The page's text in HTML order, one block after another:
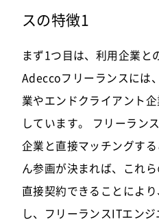
スの特徴1
まず1つ目は、利用企業と
Adeccoフリーランスには
業やエンドクライアント
しています。 フリーラン
企業と直接マッチングす
ん参画が決まれば、これ
直接契約できることによ
し、フリーランスITエン